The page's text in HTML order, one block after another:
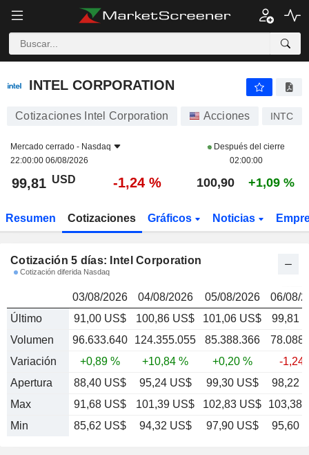
INTEL CORPORATION 99,81
INTEL CORPORATION
Cotizaciones Intel Corporation Acciones INTC
Mercado cerrado - Nasdaq
22:00:00 06/08/2026
Después del cierre
02:00:00
99,81 USD -1,24 % 100,90 +1,09 %
Resumen Cotizaciones Gráficos Noticias
Cotización 5 días: Intel Corporation
Cotización diferida Nasdaq
03/08/2026 04/08/2026 05/08/2026
06/08/
Último
91,00 US$ 100,86 US$ 101,06 US$
99,81
Volumen
96.633.640 124.355.055 85.388.366
Variación
+0,89 % +10,84 % +0,20 %
-1,24
Apertura
88,40 US$ 95,24 US$ 99,30 US$
98,22
Max
91,68 US$ 101,39 US$ 102,83 US$
103,38
Min
85,62 US$ 94,32 US$ 97,90 US$ 95,60